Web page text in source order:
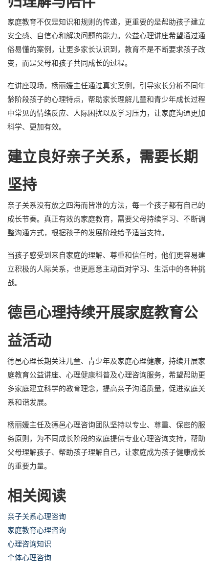
家庭教育不仅是知识和规则的传递，更重要的是帮助孩子建立
安全感、自信心和解决问题的能力。公益心理讲座希望通过通
俗易懂的案例，让更多家长认识到，教育不是不断要求孩子改
变，而是父母和孩子共同成长的过程。
在讲座现场，杨丽媛主任通过真实案例，引导家长分析不同年
龄阶段孩子的心理特点，帮助家长理解儿童和青少年成长过程
中常见的情绪反应、人际困扰以及学习压力，让家庭沟通更加
科学、更加有效。
建立良好亲子关系，需要长期
坚持
亲子关系没有放之四海而皆准的方法，每一个孩子都有自己的
成长节奏。真正有效的家庭教育，需要父母持续学习、不断调
整沟通方式，根据孩子的发展阶段给予适当支持。
当孩子感受到来自家庭的理解、尊重和信任时，他们更容易建
立积极的人际关系，也更愿意主动面对学习、生活中的各种挑
战。
德邑心理持续开展家庭教育公
益活动
德邑心理长期关注儿童、青少年及家庭心理健康，持续开展家
庭教育公益讲座、心理健康科普及心理咨询服务，希望帮助更
多家庭建立科学的教育理念，提高亲子沟通质量，促进家庭关
系和谐发展。
杨丽媛主任及德邑心理咨询团队坚持以专业、尊重、保密的服
务原则，为不同成长阶段的家庭提供专业心理咨询支持，帮助
父母理解孩子、帮助孩子理解自己，让家庭成为孩子健康成长
的重要力量。
相关阅读
亲子关系心理咨询
家庭教育心理咨询
心理咨询知识
个体心理咨询